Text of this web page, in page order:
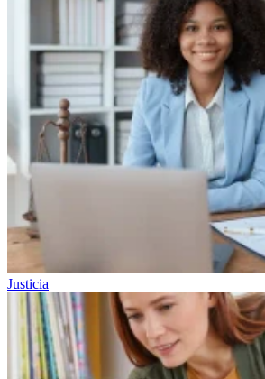
Justicia